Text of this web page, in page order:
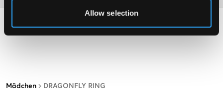
Allow selection
Mädchen DRAGONFLY RING